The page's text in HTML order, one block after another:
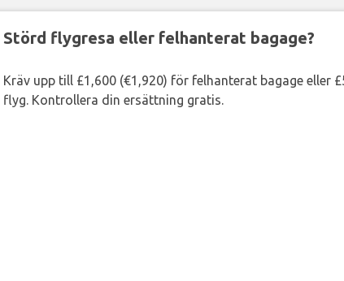
Störd flygresa eller felhanterat bagage?
Kräv upp till £1,600 (€1,920) för felhanterat bagage
flyg. Kontrollera din ersättning gratis.